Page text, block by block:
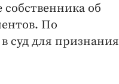
об
По
суд для признания